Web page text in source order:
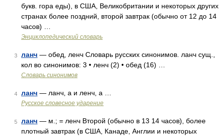
букв. гора еды), в США, Великобритании и некоторых других
странах более поздний, второй завтрак (обычно от 12 до 14
часов) …
Энциклопедический словарь
3 ланч — обед, ленч Словарь русских синонимов. ланч сущ.,
кол во синонимов: 3 • ленч (2) • обед (16) …
Словарь синонимов
4 ланч — ланч, а и ленч, а …
Русское словесное ударение
5 ланч — м.; = ленч Второй (обычно в 13 14 часов), более
плотный завтрак (в США, Канаде, Англии и некоторых